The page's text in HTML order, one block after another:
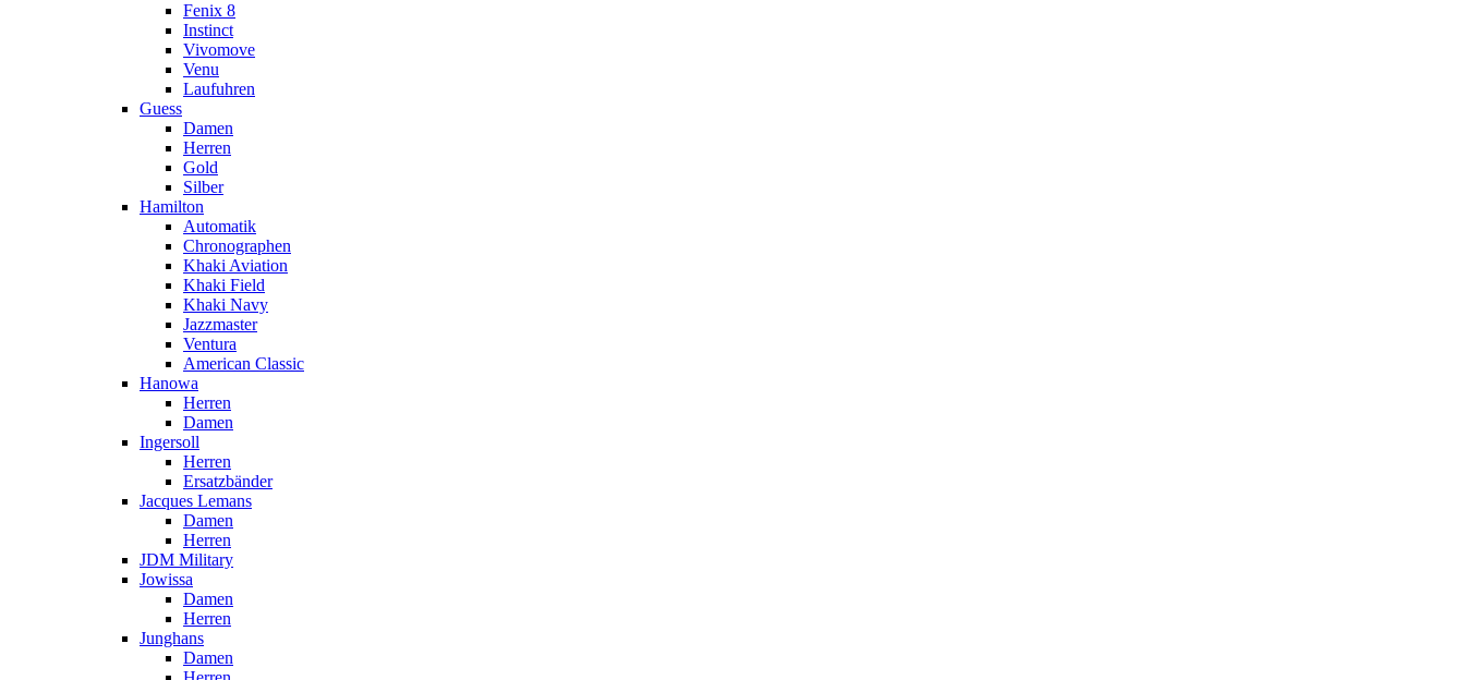
Fenix 8
Instinct
Vivomove
Venu
Laufuhren
Guess
Damen
Herren
Gold
Silber
Hamilton
Automatik
Chronographen
Khaki Aviation
Khaki Field
Khaki Navy
Jazzmaster
Ventura
American Classic
Hanowa
Herren
Damen
Ingersoll
Herren
Ersatzbänder
Jacques Lemans
Damen
Herren
JDM Military
Jowissa
Damen
Herren
Junghans
Damen